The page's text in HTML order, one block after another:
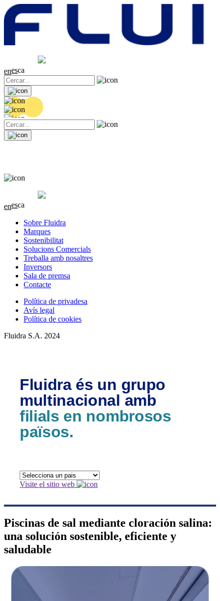
0.1 (+0.49%)
enesca
0.1 (+0.49%)
enesca
Sobre Fluidra
Marques
Sostenibilitat
Solucions Comercials
Treballa amb nosaltres
Inversors
Sala de premsa
Contacte
Política de privadesa
Avís legal
Política de cookies
Fluidra S.A. 2024
Fluidra és un grupo
multinacional amb
filials en nombrosos
països.
Visite el sitio web
Piscinas de sal mediante cloración salina:
una solución sostenible, eficiente y
saludable